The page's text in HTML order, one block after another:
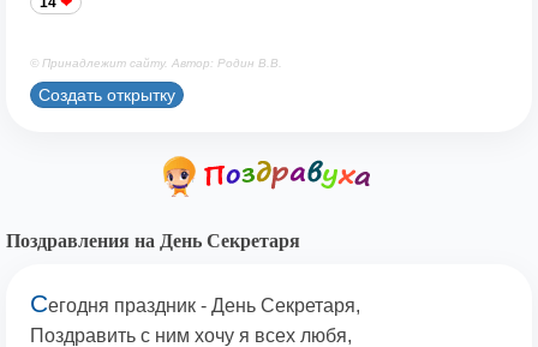
© Принадлежит сайту. Автор: Родин В.В.
Создать открытку
Поздравления на День Секретаря
Сегодня праздник - День Секретаря,
Поздравить с ним хочу я всех любя,